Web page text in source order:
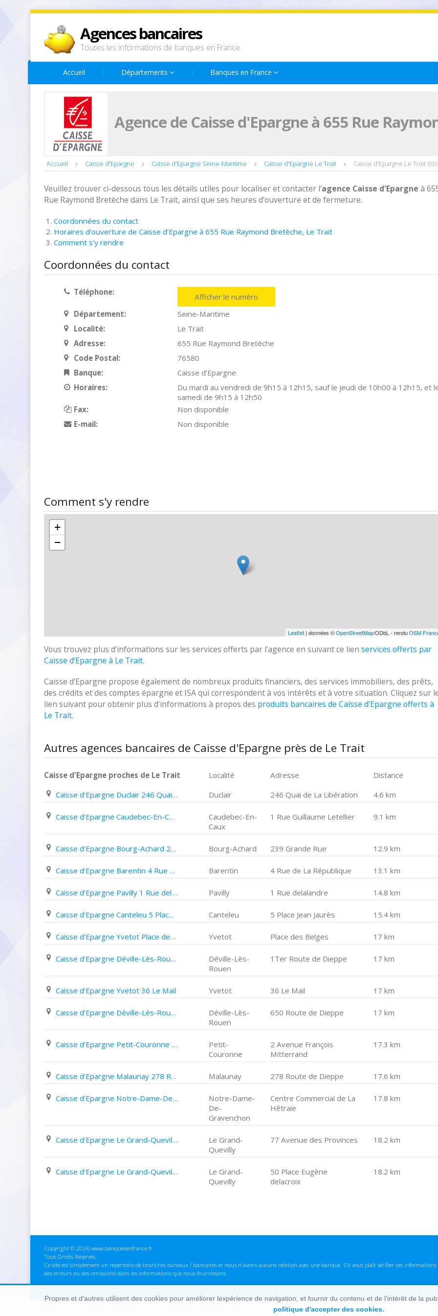
Agences bancaires
Toutes les informations de banques en France
Accueil Départements Banques en France
Agence de Caisse d'Epargne à 655 Rue
Accueil Caisse d'Epargne Caisse d'Epargne Seine-Maritime Caisse d'Epargne Le Trait Caisse d'Epargne Le Trait
Veuillez trouver ci-dessous tous les détails utiles pour localiser et contacter l'agence Caisse d'Epargne à
Rue Raymond Bretèche dans Le Trait, ainsi que ses heures d'ouverture et de fermeture.
Coordonnées du contact
Horaires d'ouverture de Caisse d'Epargne à 655 Rue Raymond Bretèche, Le Trait
Comment s'y rendre
Coordonnées du contact
Téléphone:
Afficher le numéro
Département:
Seine-Maritime
Localité:
Le Trait
Adresse:
655 Rue Raymond Bretèche
Code Postal:
76580
Banque:
Caisse d'Epargne
Horaires:
Du mardi au vendredi de 9h15 à 12h15, sauf le jeudi de 10h00 à 12h15, et
samedi de 9h15 à 12h50
Fax:
Non disponible
E-mail:
Non disponible
Comment s'y rendre
+
−
Leaflet| données ©OpenStreetMap/ODbL - renduOSM
Vous trouvez plus d'informations sur les services offerts par l'agence en suivant ce lien services offerts par
Caisse d'Epargne à Le Trait.
Caisse d'Epargne propose également de nombreux produits financiers, des services immobiliers, des prêts,
des crédits et des comptes épargne et ISA qui correspondent à vos intérêts et à votre situation. Cliquez sur
lien suivant pour obtenir plus d'informations à propos des produits bancaires de Caisse d'Epargne offerts à
Le Trait.
Autres agences bancaires de Caisse d'Epargne près de Le Trait
Caisse d'Epargne proches de Le Trait Localité Adresse
Distance
Caisse d'Epargne Duclair 246 Quai de La Libération
Duclair 246 Quai de La Libération 4.6 km
Caisse d'Epargne Caudebec-En-Caux 1 Rue Guillaume Letellier
Caudebec-En-
Caux
1 Rue Guillaume Letellier 9.1 km
Caisse d'Epargne Bourg-Achard 239 Grande Rue Bourg-Achard 239 Grande Rue 12.9 km
Caisse d'Epargne Barentin 4 Rue de La République Barentin 4 Rue de La République 13.1 km
Caisse d'Epargne Pavilly 1 Rue delalandre Pavilly 1 Rue delalandre 14.8 km
Caisse d'Epargne Canteleu 5 Place Jean Jaurès Canteleu 5 Place Jean Jaurès 15.4 km
Caisse d'Epargne Yvetot Place des Belges Yvetot Place des Belges 17 km
Caisse d'Epargne Déville-Lès-Rouen 1Ter Route de Dieppe
Déville-Lès-
Rouen
1Ter Route de Dieppe 17 km
Caisse d'Epargne Yvetot 36 Le Mail Yvetot 36 Le Mail 17 km
Caisse d'Epargne Déville-Lès-Rouen 650 Route de Dieppe
Déville-Lès-
Rouen
650 Route de Dieppe 17 km
Caisse d'Epargne Petit-Couronne 2 Avenue François Mitterrand
Petit-
Couronne
2 Avenue François
Mitterrand
17.3 km
Caisse d'Epargne Malaunay 278 Route de Dieppe Malaunay 278 Route de Dieppe 17.6 km
Caisse d'Epargne Notre-Dame-De-Gravenchon Centre Commercial de La Hêtraie
Notre-Dame-
De-
Gravenchon
Centre Commercial de La
Hêtraie
17.8 km
Caisse d'Epargne Le Grand-Quevilly 77 Avenue des Provinces
Le Grand-
Quevilly
77 Avenue des Provinces 18.2 km
Caisse d'Epargne Le Grand-Quevilly 50 Place Eugène delacroix
Le Grand-
Quevilly
50 Place Eugène
delacroix
18.2 km
Copyright © 2026 www.banquesenfrance.fr
Tous Droits Réservés.
Ce site est simplement un répertoire de branches bureaux / bancaires et nous n'avons aucune relation avec une banque. S'il vous plaît vérifier ces
des erreurs ou des omissions dans les informations que nous fournissons.
Propres et d'autres utilisent des cookies pour améliorer lexpérience de navigation, et fournir du contenu et de l'intérêt de la
politique d'accepter des cookies.